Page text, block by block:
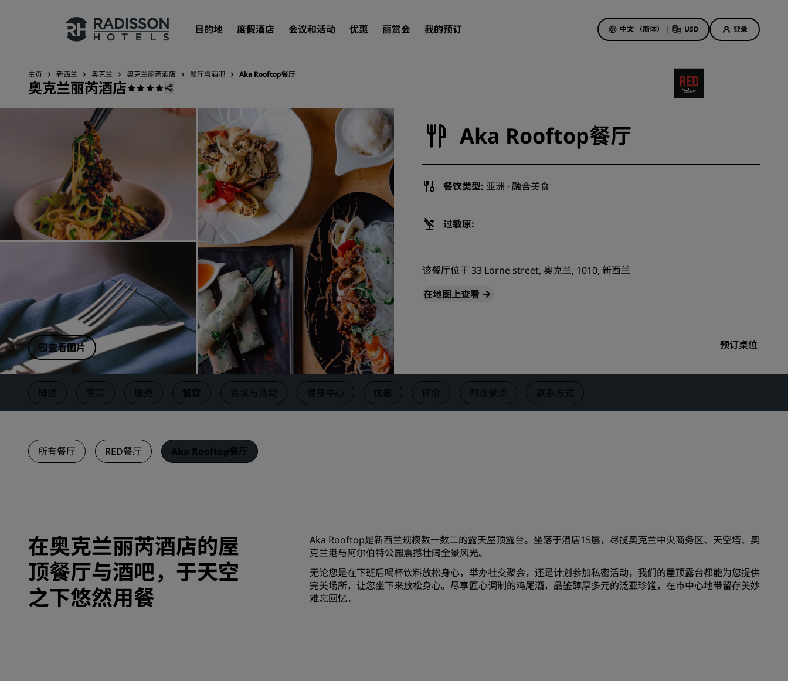
目的地 度假酒店 会议和活动 优惠 丽赏会 我的预订 中文 （简体） | USD 登录
我们的品牌
丽笙酒店集团品牌
中国附属品牌
度假酒店
新开业和即将开业的酒店
会议和活动
活动目的地
搜索航班
餐饮
美好的初遇，丰厚的奖励
加入
主页 新西兰 奥克兰 奥克兰丽芮酒店 餐厅与酒吧 Aka Rooftop餐厅
奥克兰丽芮酒店
查看图片
Aka Rooftop餐厅
餐饮类型: 亚洲 · 融合美食
过敏原:
该餐厅位于 33 Lorne street, 奥克兰, 1010, 新西兰
在地图上查看
预订桌位
概述 客房 服务 餐饮 会议与活动 健身中心 优惠 评价 附近景点 联系方式
所有餐厅 RED餐厅 Aka Rooftop餐厅
在奥克兰丽芮酒店的屋
顶餐厅与酒吧，于天空
之下悠然用餐
Aka Rooftop是新西兰规模数一数二的露天屋顶露台。坐落于酒店15层，尽揽奥克兰中央商务区、天空塔、奥
克兰港与阿尔伯特公园震撼壮阔全景风光。
无论您是在下班后喝杯饮料放松身心，举办社交聚会，还是计划参加私密活动，我们的屋顶露台都能为您提供
完美场所，让您坐下来放松身心。尽享匠心调制的鸡尾酒，品鉴醇厚多元的泛亚珍馐，在市中心地带留存美妙
难忘回忆。